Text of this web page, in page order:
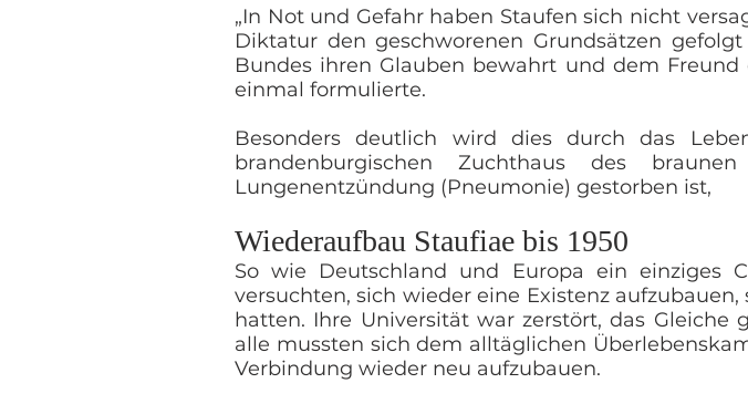
„In Not und Gefahr haben Staufen sich nicht
Diktatur den geschworenen Grundsätzen
Bundes ihren Glauben bewahrt und dem
einmal formulierte.
Besonders deutlich wird dies durch das
brandenburgischen Zuchthaus des
Lungenentzündung (Pneumonie) gestorben ist,
Wiederaufbau Staufiae bis 1950
So wie Deutschland und Europa ein einziges
versuchten, sich wieder eine Existenz
hatten. Ihre Universität war zerstört, das Gleiche
alle mussten sich dem alltäglichen
Verbindung wieder neu aufzubauen.